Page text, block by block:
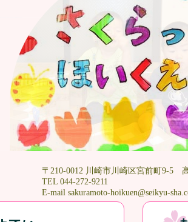
〒210-0012 川崎市川崎区宮前町9-5
TEL 044-272-9211
E-mail sakuramoto-hoikuen@seikyu-